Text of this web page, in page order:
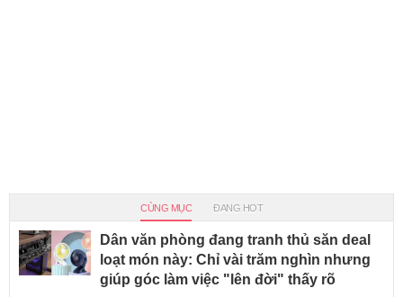
CÙNG MỤC ĐANG HOT
Dân văn phòng đang tranh thủ săn deal
loạt món này: Chỉ vài trăm nghìn nhưng
giúp góc làm việc "lên đời" thấy rõ